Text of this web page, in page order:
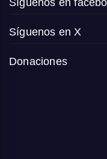
Síguenos en
Síguenos en X
Donaciones